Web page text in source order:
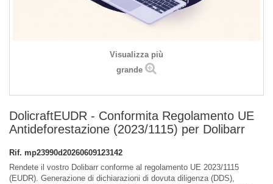
Visualizza più
grande
DolicraftEUDR - Conformita Regolamento UE
Antideforestazione (2023/1115) per Dolibarr
Rif. mp23990d20260609123142
Rendete il vostro Dolibarr conforme al regolamento UE 2023/1115
(EUDR). Generazione di dichiarazioni di dovuta diligenza (DDS),